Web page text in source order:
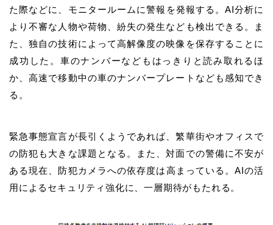
た際などに、モニタールームに警報を発報する。AI分析に
より不審な人物や荷物、紛失の発生なども検出できる。ま
た、独自の技術によって高解像度の映像を保存することに
成功した。車のナンバーなどもはっきりと読み取れるほ
か、高速で移動中の車のナンバープレートなども感知でき
る。
緊急事態宣言が長引くようであれば、繁華街やオフィスで
の防犯も大きな課題となる。また、対面での警備に不安が
ある現在、防犯カメラへの依存度は高まっている。AIの活
用によるセキュリティ強化に、一層期待がもたれる。